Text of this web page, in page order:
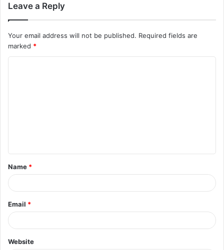
Leave a Reply
Your email address will not be published. Required fields are
marked *
t
*
Name *
Email *
Website